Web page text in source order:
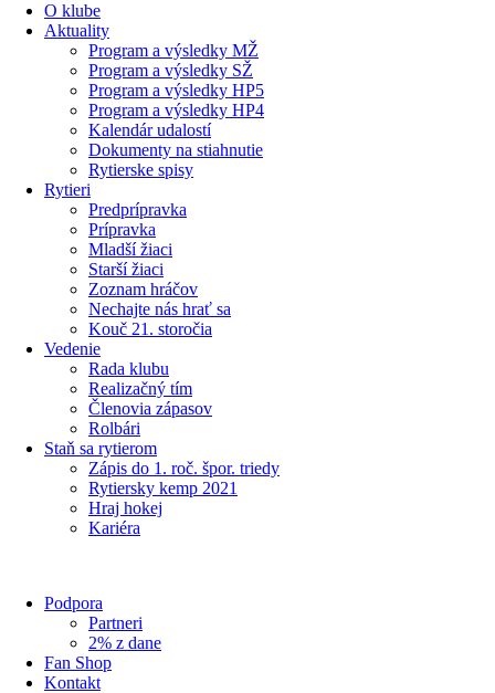
O klube
Aktuality
Program a výsledky MŽ
Program a výsledky SŽ
Program a výsledky HP5
Program a výsledky HP4
Kalendár udalostí
Dokumenty na stiahnutie
Rytierske spisy
Rytieri
Predprípravka
Prípravka
Mladší žiaci
Starší žiaci
Zoznam hráčov
Nechajte nás hrať sa
Kouč 21. storočia
Vedenie
Rada klubu
Realizačný tím
Členovia zápasov
Rolbári
Staň sa rytierom
Zápis do 1. roč. špor. triedy
Rytiersky kemp 2021
Hraj hokej
Kariéra
Podpora
Partneri
2% z dane
Fan Shop
Kontakt